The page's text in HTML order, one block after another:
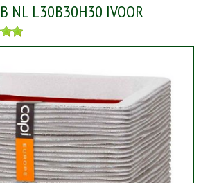
NL L30B30H30 IVOOR